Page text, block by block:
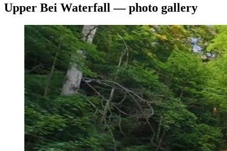
Upper Bei Waterfall — photo gallery